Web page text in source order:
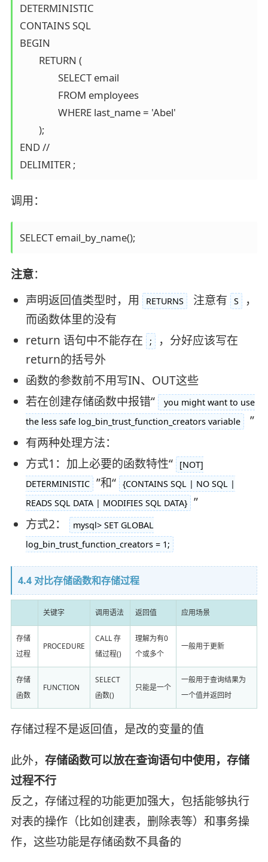
DETERMINISTIC
CONTAINS SQL
BEGIN
END //
DELIMITER ;
调用：
SELECT email_by_name();
注意：
声明返回值类型时，用
RETURNS 注意有 S
，
而函数体里的没有
return 语句中不能存在
;
，分好应该写在
return的括号外
函数的参数前不用写IN、OUT这些
若在创建存储函数中报错“
you might want to use
the less safe log_bin_trust_function_creators variable
”
有两种处理方法：
方式1：加上必要的函数特性“
[NOT]
DETERMINISTIC ”和“ {CONTAINS SQL | NO SQL |
READS SQL DATA | MODIFIES SQL DATA} ”
方式2：
mysql> SET GLOBAL
log_bin_trust_function_creators = 1;
4.4 对比存储函数和存储过程
关键字 调用语法 返回值 应用场景
存储
过程
PROCEDURE
CALL 存
储过程()
理解为有0
个或多个
一般用于更新
存储
函数
FUNCTION
SELECT
函数()
只能是一个
一般用于查询结果为
一个值并返回时
存储过程不是返回值，是改的变量的值
此外， 存储函数可以放在查询语句中使用，存储
过程不行
反之，存储过程的功能更加强大，包括能够执行
对表的操作（比如创建表，删除表等）和事务操
作，这些功能是存储函数不具备的